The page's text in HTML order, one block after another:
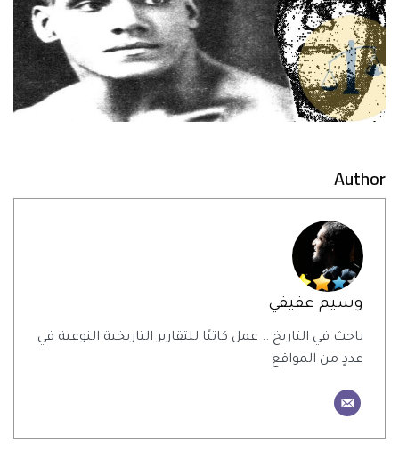
Author
وسيم عفيفي
باحث في التاريخ .. عمل كاتبًا للتقارير التاريخية النوعية في
عددٍ من المواقع